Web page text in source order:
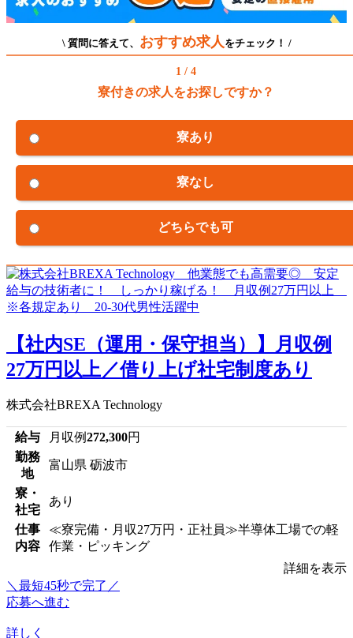
\ 質問に答えて、 おすすめ求人 をチェック！ /
1 / 4
寮付きの求人をお探しですか？
寮あり
寮なし
どちらでも可
【社内SE（運用・保守担当）】月収例
27万円以上／借り上げ社宅制度あり
株式会社BREXA Technology
給与 月収例272,300円
勤務
地
富山県 砺波市
寮・
社宅
あり
仕事
内容
≪寮完備・月収27万円・正社員≫半導体工場での軽
作業・ピッキング
詳細を表示
＼最短45秒で完了／
応募へ進む
詳しく